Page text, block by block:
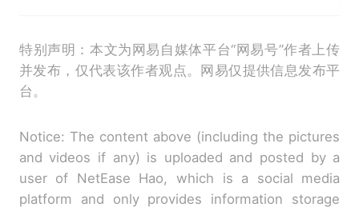
特别声明：本文为网易自媒体平台“网易号”作者上传
并发布，仅代表该作者观点。网易仅提供信息发布平
台。
Notice: The content above (including the pictures
and videos if any) is uploaded and posted by a
user of NetEase Hao, which is a social media
platform and only provides information storage